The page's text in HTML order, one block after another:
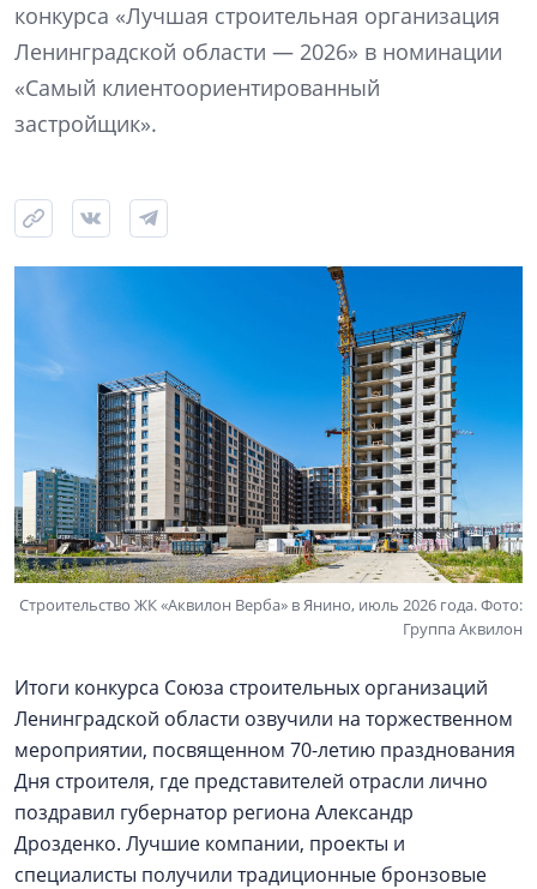
конкурса «Лучшая строительная организация
Ленинградской области — 2026» в номинации
«Самый клиентоориентированный
застройщик».
Строительство ЖК «Аквилон Верба» в Янино, июль 2026 года. Фото:
Группа Аквилон
Итоги конкурса Союза строительных организаций
Ленинградской области озвучили на торжественном
мероприятии, посвященном 70-летию празднования
Дня строителя, где представителей отрасли лично
поздравил губернатор региона Александр
Дрозденко. Лучшие компании, проекты и
специалисты получили традиционные бронзовые